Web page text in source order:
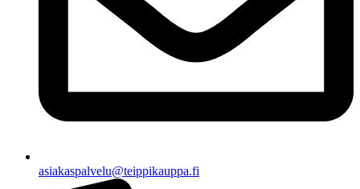
asiakaspalvelu@teippikauppa.fi